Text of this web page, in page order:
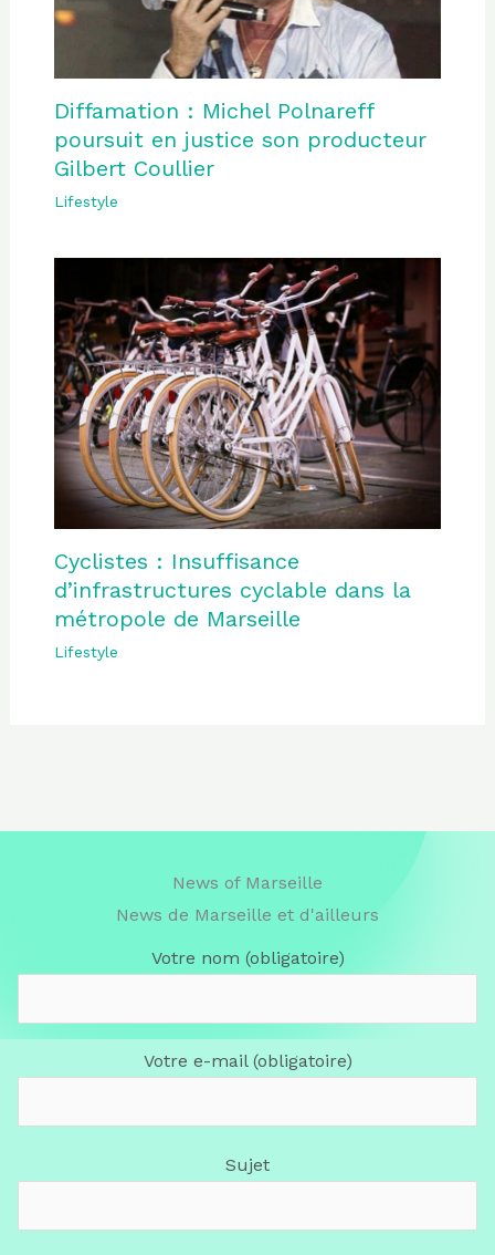
Diffamation : Michel Polnareff
poursuit en justice son producteur
Gilbert Coullier
Lifestyle
Cyclistes : Insuffisance
d’infrastructures cyclable dans la
métropole de Marseille
Lifestyle
News of Marseille
News de Marseille et d'ailleurs
Votre nom (obligatoire)
Votre e-mail (obligatoire)
Sujet